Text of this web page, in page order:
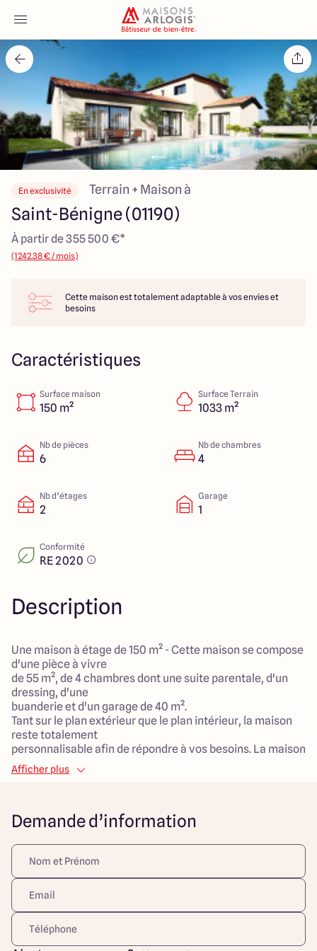
Accueil
Nos maisons
Nos annonces
Votre projet
Qui sommes-nous
Maisons ARLOGIS Macon
4.3 4.6
En exclusivité Terrain + Maison à
Saint-Bénigne (01190)
À partir de 355 500 €*
(1242.38 € / mois)
Cette maison est totalement adaptable à vos envies et
besoins
Caractéristiques
Surface maison
150 m²
Surface Terrain
1033 m²
Nb de pièces
6
Nb de chambres
4
Nb d’étages
2
Garage
1
Conformité
RE 2020
Description
Une maison à étage de 150 m² - Cette maison se compose
d'une pièce à vivre
de 55 m², de 4 chambres dont une suite parentale, d'un
dressing, d'une
buanderie et d'un garage de 40 m².
Tant sur le plan extérieur que le plan intérieur, la maison
reste totalement
personnalisable afin de répondre à vos besoins. La maison
sera réalisée par nos artisans locaux et avec des
matériaux durables et de qualité fournis localement.
de votre choix.
Découvrez votre future oasis à Saint-Bénigne! Ce terrain
d'une superficie généreuse de 1033 m², parfaitement
situé dans un cadre paisible de campagne, est
l'opportunité idéale pour bâtir la maison de vos rêves.
Avec une exposition sud, vous profiterez d'un
ensoleillement optimal tout au long de la journée.
Cette parcelle se trouve à proximité de commodités
Afficher plus
Demande d’information